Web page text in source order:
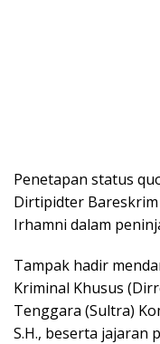
Penetapan status
Dirtipidter
Irhamni dalam
Tampak hadir
Kriminal Khusus
Tenggara (Sultra)
S.H., beserta jajaran